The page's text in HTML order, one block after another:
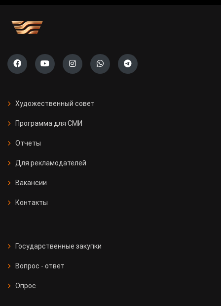
Художественный совет
Программа для СМИ
Отчеты
Для рекламодателей
Вакансии
Контакты
Государственные закупки
Вопрос - ответ
Опрос